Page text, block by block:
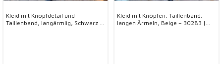
Kleid mit Knopfdetail und
Taillenband, langärmlig, Schwarz –
Kleid mit Knöpfen, Taillenband,
langen Ärmeln, Beige – 30283 |